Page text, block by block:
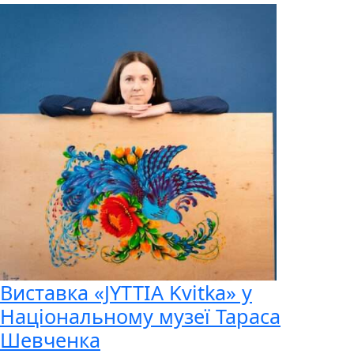
Виставка «JYTTIA Kvitka» у
Національному музеї Тараса
Шевченка